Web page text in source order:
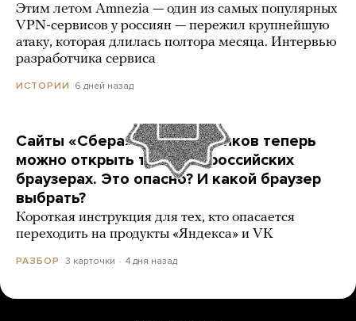
Этим летом Amnezia — один из самых популярных
VPN-сервисов у россиян — пережил крупнейшую
атаку, которая длилась полтора месяца. Интервью
разработчика сервиса
ИСТОРИИ 6 дней назад
Сайты «Сбера» и других банков теперь
можно открыть только в российских
браузерах. Это опасно? И какой браузер
выбрать?
Короткая инструкция для тех, кто опасается
переходить на продукты «Яндекса» и VK
РАЗБОР 3 карточки 4 дня назад